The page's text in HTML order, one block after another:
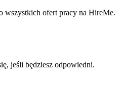
wszystkich ofert pracy na HireMe.
jeśli będziesz odpowiedni.